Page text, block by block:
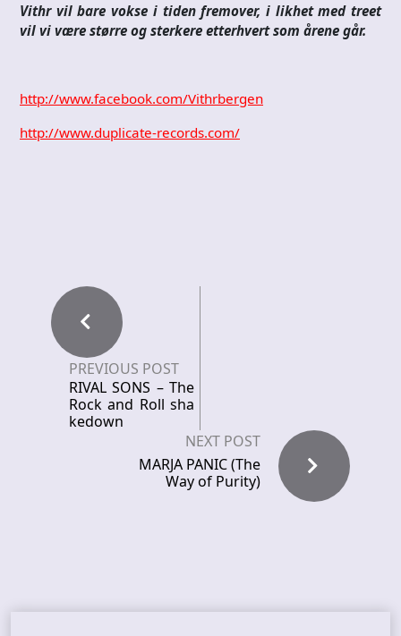
Vithr vil bare vokse i tiden fremover, i likhet med treet
vil vi være større og sterkere etterhvert som årene går.
http://www.facebook.com/Vithrbergen
http://www.duplicate-records.com/
PREVIOUS POST
RIVAL SONS – The
Rock and Roll sha
kedown
NEXT POST
MARJA PANIC (The
Way of Purity)